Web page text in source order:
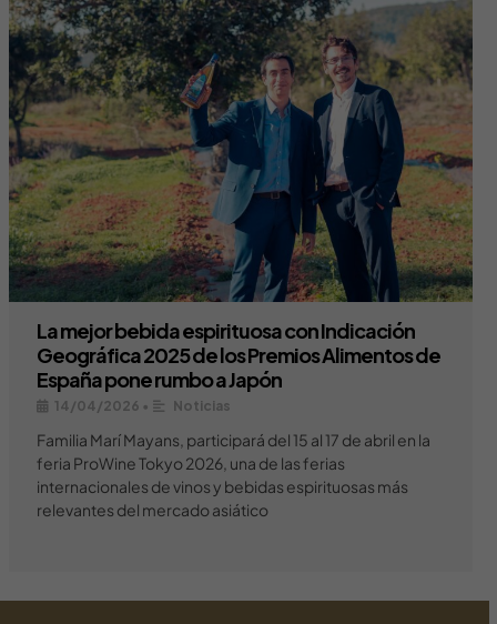
La mejor bebida espirituosa con Indicación
Geográfica 2025 de los Premios Alimentos de
España pone rumbo a Japón
14/04/2026 • Noticias
Familia Marí Mayans, participará del 15 al 17 de abril en la
feria ProWine Tokyo 2026, una de las ferias
internacionales de vinos y bebidas espirituosas más
relevantes del mercado asiático